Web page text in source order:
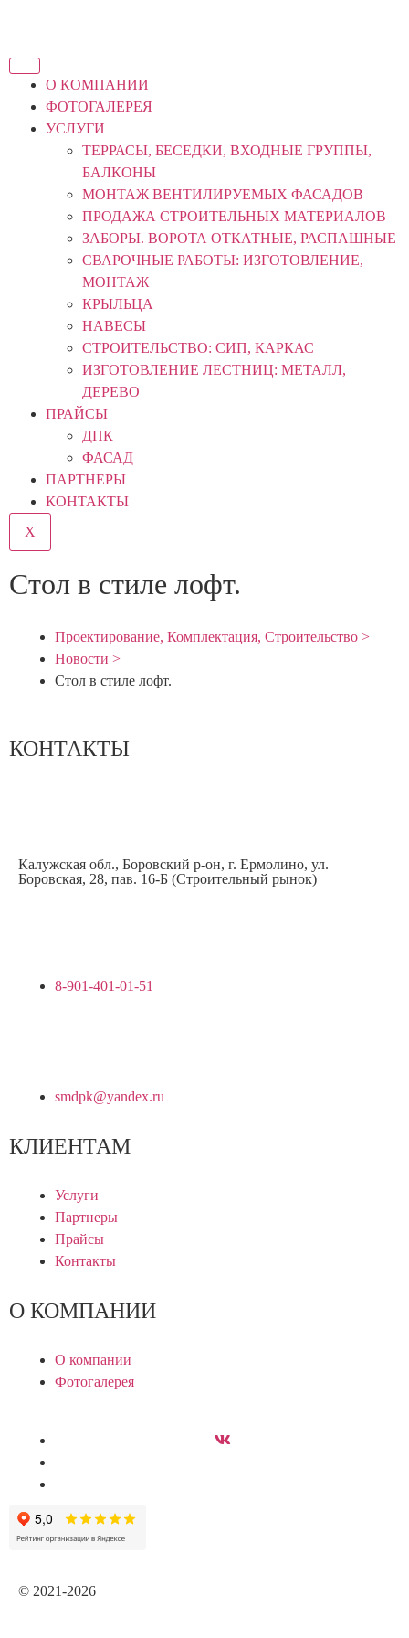
О КОМПАНИИ
ФОТОГАЛЕРЕЯ
УСЛУГИ
ТЕРРАСЫ, БЕСЕДКИ, ВХОДНЫЕ ГРУППЫ,
БАЛКОНЫ
МОНТАЖ ВЕНТИЛИРУЕМЫХ ФАСАДОВ
ПРОДАЖА СТРОИТЕЛЬНЫХ МАТЕРИАЛОВ
ЗАБОРЫ. ВОРОТА ОТКАТНЫЕ, РАСПАШНЫЕ
СВАРОЧНЫЕ РАБОТЫ: ИЗГОТОВЛЕНИЕ,
МОНТАЖ
КРЫЛЬЦА
НАВЕСЫ
СТРОИТЕЛЬСТВО: СИП, КАРКАС
ИЗГОТОВЛЕНИЕ ЛЕСТНИЦ: МЕТАЛЛ,
ДЕРЕВО
ПРАЙСЫ
ДПК
ФАСАД
ПАРТНЕРЫ
КОНТАКТЫ
X
Стол в стиле лофт.
Проектирование, Комплектация, Строительство >
Новости >
Стол в стиле лофт.
КОНТАКТЫ
Калужская обл., Боровский р-он, г. Ермолино, ул.
Боровская, 28, пав. 16-Б (Строительный рынок)
8-901-401-01-51
smdpk@yandex.ru
КЛИЕНТАМ
Услуги
Партнеры
Прайсы
Контакты
О КОМПАНИИ
О компании
Фотогалерея
© 2021-2026